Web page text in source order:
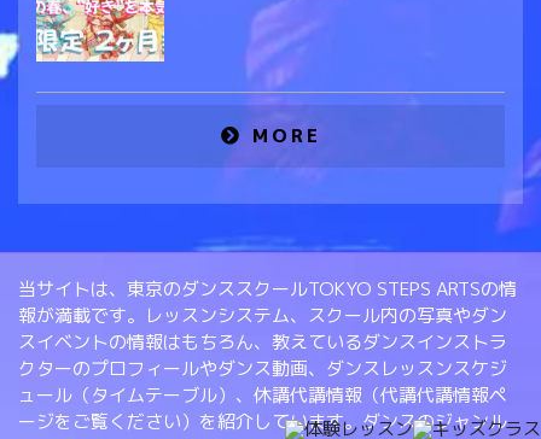
MORE
当サイトは、東京のダンススクールTOKYO STEPS ARTSの情
報が満載です。レッスンシステム、スクール内の写真やダン
スイベントの情報はもちろん、教えているダンスインストラ
クターのプロフィールやダンス動画、ダンスレッスンスケジ
ュール（タイムテーブル）、休講代講情報（代講代講情報ペ
ージをご覧ください）を紹介しています。ダンスのジャンル